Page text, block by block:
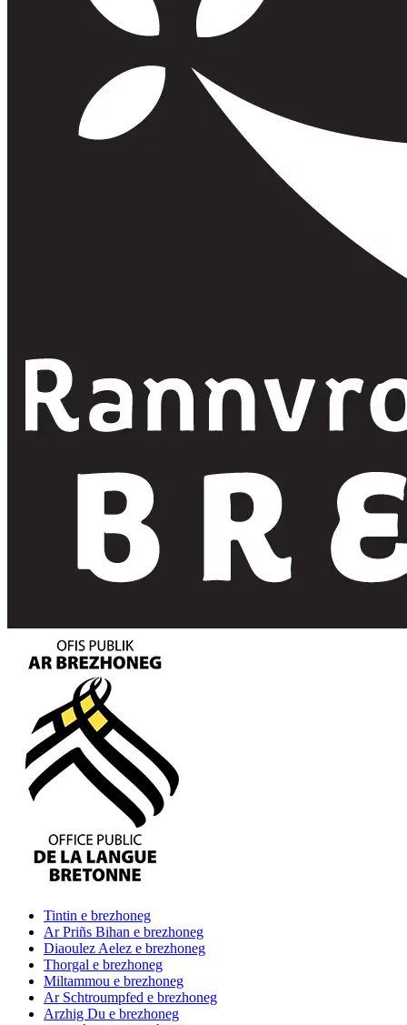
Tintin e brezhoneg
Ar Priñs Bihan e brezhoneg
Diaoulez Aelez e brezhoneg
Thorgal e brezhoneg
Miltammou e brezhoneg
Ar Schtroumpfed e brezhoneg
Arzhig Du e brezhoneg